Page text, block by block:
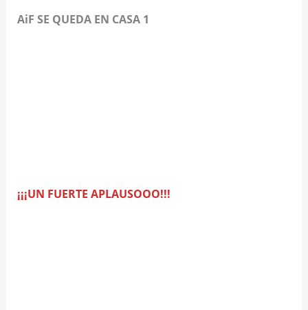
AiF SE QUEDA EN CASA 1
¡¡¡UN FUERTE APLAUSOOO!!!